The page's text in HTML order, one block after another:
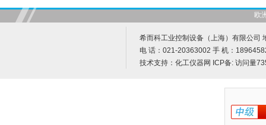
欧
希而科工业控制设备（上海）有限公司
电 话：021-20363002 手 机：
技术支持： 化工仪器网 ICP备: 访问量